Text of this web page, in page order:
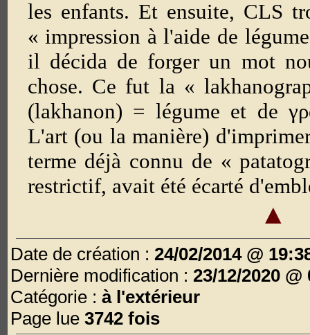
les enfants. Et ensuite, CLS
« impression à l'aide de
il décida de forger un mot
chose. Ce fut la «
(lakhanon) = légume et de
L'art (ou la manière)
terme déjà connu de «
restrictif, avait été écarté
▲
Date de création : 24/02/2014 @
Dernière modification : 23/12/2020 @
Catégorie : à l'extérieur
Page lue 3742 fois